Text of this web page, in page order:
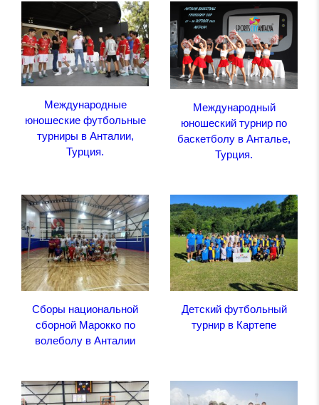
Международные
юношеские футбольные
турниры в Анталии,
Турция.
Международный
юношеский турнир по
баскетболу в Анталье,
Турция.
Сборы национальной
сборной Марокко по
волеболу в Анталии
Детский футбольный
турнир в Картепе